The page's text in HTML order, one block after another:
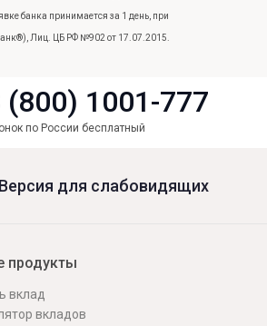
банка принимается за 1 день, при
Лиц. ЦБ РФ №902 от 17.07.2015.
(800) 1001-777
по России бесплатный
Версия для слабовидящих
продукты
вклад
вкладов